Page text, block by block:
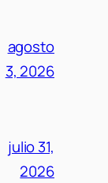
agosto
3, 2026
julio 31,
2026